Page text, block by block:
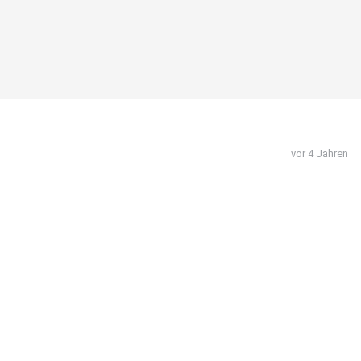
vor 4 Jahren